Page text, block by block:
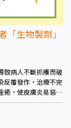
生物製劑」
致病人不斷抓癢而破
反覆發作，治療不完
癒，使皮膚炎易惡
久之產生心理壓力，